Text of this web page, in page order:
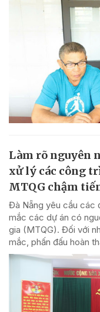
Làm rõ nguyên
xử lý các công
MTQG chậm
Đà Nẵng yêu cầu các
mắc các dự án có
gia (MTQG). Đối với
mắc, phấn đấu hoàn